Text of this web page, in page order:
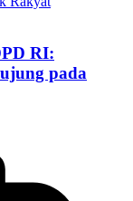
RI:
pada